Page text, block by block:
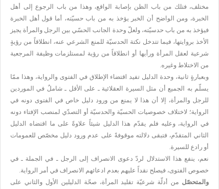
مختلف، فتلك من باب الظن بإصابة الواقع، وهذا من باب الرجوع إلى أهل
الخبرة، ومن الواضح أن الخبر يؤخذ به من باب حسيّته، أما قول أهل الخبرة
فيؤخذ به من باب حدسيّته، ولعلّ وحدة الجانب الحسّي بين الرجل والمرأة يجيز
الأخذ بروايتها، فيما تتدخل نكتة الحدسيّة للمنع الشرعي عنه، انطلاقاً من رؤيةٍ
شرعية لعقل المرأة ورأيها أو انطلاقاً من رؤية لمستلزمات وظيفة المرجعية
من الاختلاط وغيره.
وبعبارةٍ ثانية، وحدة الدليل تفيد اقتضاء الإطلاق في الفتوى والرواية، وهذا ممّا
يسلّم به الجميع أن مثل السيرة العقلائية ـ على الأقل ـ شاملٌ في الموردين
للرجل والمرأة، إلا أن هذا لا يمنع من ورود دليل خاص في الفتوى دونه في
الرواية؛ لاختلاف خصوصيات الحسيّة والحدسيّة أو التصدّي لمنصب الإفتاء دونه
في الرواية، وعليه فلم يقدّم هذا الدليل شيئاً علاوةً على ما اقتضاه الدليل
الثاني المتقدّم، فتبقى دلالته موقوفةً على عدم ورود دليل مخصّص للعمومات
أو رادع للسيرة.
نعم، ينفع هذا الاستدلال لردّ دعوى الانصراف إلى الرجل ـ في الجملة ـ في
خصوص الفتوى، فيصلح نقداً عليهم بعدم ادعائهم الانصراف في أمر الرواية.
والمتحصّل من أدلّة شرعيّة تقليد المرأة، صحّة الدليلين الأول والثاني على